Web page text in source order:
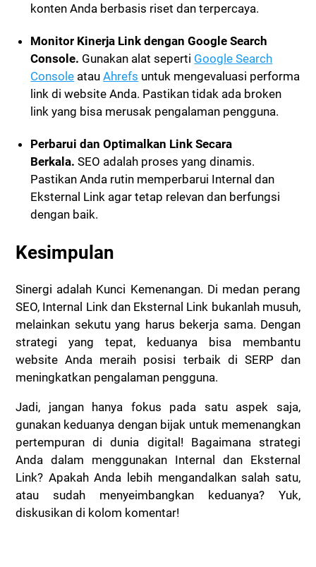
konten Anda berbasis riset dan terpercaya.
Monitor Kinerja Link dengan Google Search
Console. Gunakan alat seperti Google Search
Console atauAhrefs untuk mengevaluasi performa
link di website Anda. Pastikan tidak ada broken
link yang bisa merusak pengalaman pengguna.
Perbarui dan Optimalkan Link Secara
Berkala.SEO adalah proses yang dinamis.
Pastikan Anda rutin memperbarui Internal dan
Eksternal Link agar tetap relevan dan berfungsi
dengan baik.
Kesimpulan
Sinergi adalah Kunci Kemenangan. Di medan perang
SEO, Internal Link dan Eksternal Link bukanlah musuh,
melainkan sekutu yang harus bekerja sama. Dengan
strategi yang tepat, keduanya bisa membantu
website Anda meraih posisi terbaik di SERP dan
meningkatkan pengalaman pengguna.
Jadi, jangan hanya fokus pada satu aspek saja,
gunakan keduanya dengan bijak untuk memenangkan
pertempuran di dunia digital! Bagaimana strategi
Anda dalam menggunakan Internal dan Eksternal
Link? Apakah Anda lebih mengandalkan salah satu,
atau sudah menyeimbangkan keduanya? Yuk,
diskusikan di kolom komentar!